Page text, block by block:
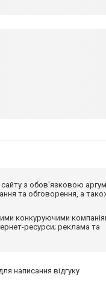
з обов'язковою
та обговорення, а
конкуруючими
ресурси; реклама та
написання відгуку